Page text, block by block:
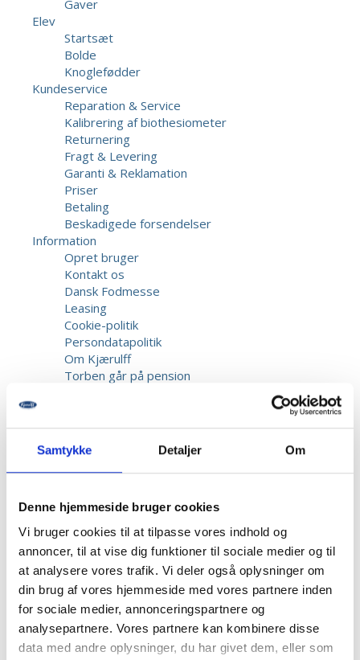
Samtykke Detaljer Om
Denne hjemmeside bruger cookies
Vi bruger cookies til at tilpasse vores indhold og
annoncer, til at vise dig funktioner til sociale medier og til
at analysere vores trafik. Vi deler også oplysninger om
din brug af vores hjemmeside med vores partnere inden
for sociale medier, annonceringspartnere og
analysepartnere. Vores partnere kan kombinere disse
data med andre oplysninger, du har givet dem, eller som
Gaver
Elev
Startsæt
Bolde
Knoglefødder
Kundeservice
Reparation & Service
Kalibrering af biothesiometer
Returnering
Fragt & Levering
Garanti & Reklamation
Priser
Betaling
Beskadigede forsendelser
Information
Opret bruger
Kontakt os
Dansk Fodmesse
Leasing
Cookie-politik
Persondatapolitik
Om Kjærulff
Torben går på pension
Forside - Sterilisation & Desinfektion - Sterilisationsovne
Tørsterilisationsposer med selvklæb, til ovn, 100 stk.